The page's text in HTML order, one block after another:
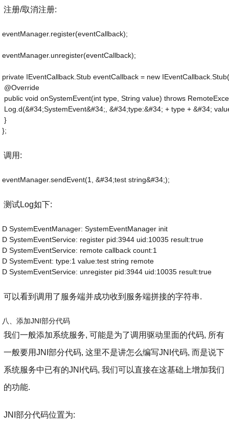
注册/取消注册:
eventManager.register(eventCallback);
eventManager.unregister(eventCallback);
private IEventCallback.Stub eventCallback = new
@Override
public void onSystemEvent(int type, String value) throws
Log.d(&#34;SystemEvent&#34;, &#34;type:&#34; + type + &#34;
}
};
调用:
eventManager.sendEvent(1, &#34;test string&#34;);
测试Log如下:
D SystemEventManager: SystemEventManager init
D SystemEventService: register pid:3944 uid:10035 result:true
D SystemEventService: remote callback count:1
D SystemEvent: type:1 value:test string remote
D SystemEventService: unregister pid:3944 uid:10035 result:true
可以看到调用了服务端并成功收到服务端拼接的字符串.
八、添加JNI部分代码
我们一般添加系统服务, 可能是为了调用驱动里面的代码, 所有
一般要用JNI部分代码, 这里不是讲怎么编写JNI代码, 而是说下
系统服务中已有的JNI代码, 我们可以直接在这基础上增加我们
的功能.
JNI部分代码位置为: